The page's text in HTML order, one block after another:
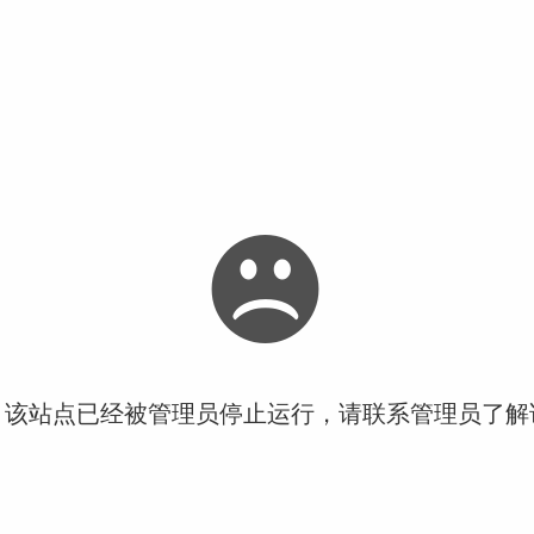
站点已经被管理员停止运行，请联系管理员了